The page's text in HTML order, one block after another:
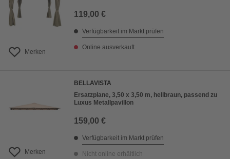
Merken
119,00 €
Verfügbarkeit im Markt prüfen
Online ausverkauft
Merken
BELLAVISTA
Ersatzplane, 3,50 x 3,50 m, hellbraun, passend zu
Luxus Metallpavillon
159,00 €
Verfügbarkeit im Markt prüfen
Nicht online erhältlich